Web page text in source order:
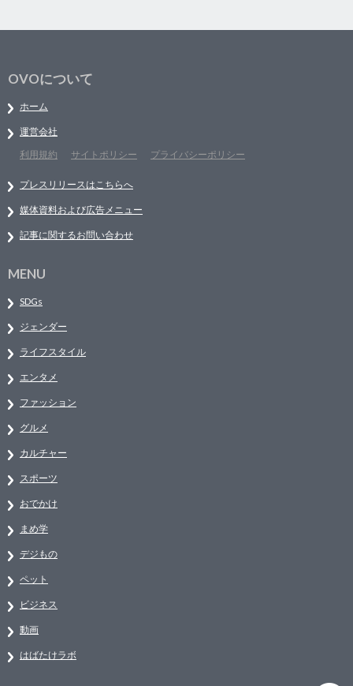
OVOについて
ホーム
運営会社
利用規約
サイトポリシー プライバシーポリシー
プレスリリースはこちらへ
媒体資料および広告メニュー
記事に関するお問い合わせ
MENU
SDGs
ジェンダー
ライフスタイル
エンタメ
ファッション
グルメ
カルチャー
スポーツ
おでかけ
まめ学
デジもの
ペット
ビジネス
動画
はばたけラボ